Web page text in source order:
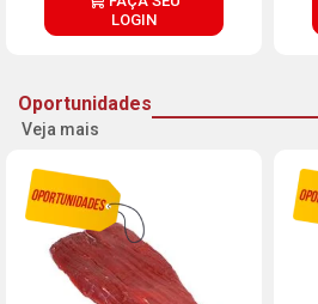
LOGIN
Oportunidades
Veja mais